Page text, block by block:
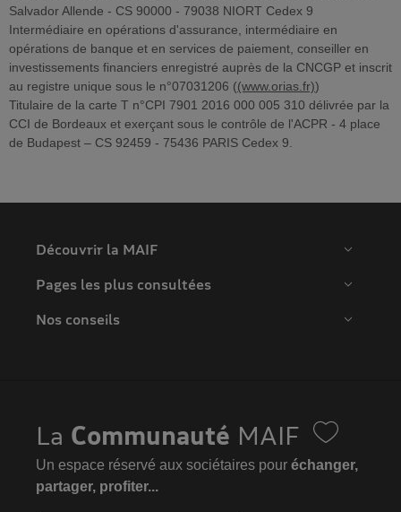
Salvador Allende - CS 90000 - 79038 NIORT Cedex 9
Intermédiaire en opérations d'assurance, intermédiaire en
opérations de banque et en services de paiement, conseiller en
investissements financiers enregistré auprès de la CNCGP et inscrit
au registre unique sous le n°07031206 ((www.orias.fr))
Titulaire de la carte T n°CPI 7901 2016 000 005 310 délivrée par la
CCI de Bordeaux et exerçant sous le contrôle de l'ACPR - 4 place
de Budapest – CS 92459 - 75436 PARIS Cedex 9.
Découvrir la MAIF
Pages les plus consultées
Nos conseils
La Communauté MAIF
Un espace réservé aux sociétaires pour échanger,
partager, profiter...